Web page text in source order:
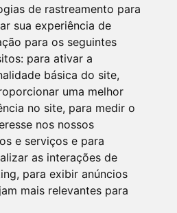
de rastreamento para
sua experiência de
para os seguintes
para ativar a
básica do site,
uma melhor
no site, para medir o
nos nossos
e serviços e para
as interações de
, para exibir anúncios
mais relevantes para
REDES SOCIAIS!
C - Reguengos de Monsaraz
para a Rede Fixa Nacional)